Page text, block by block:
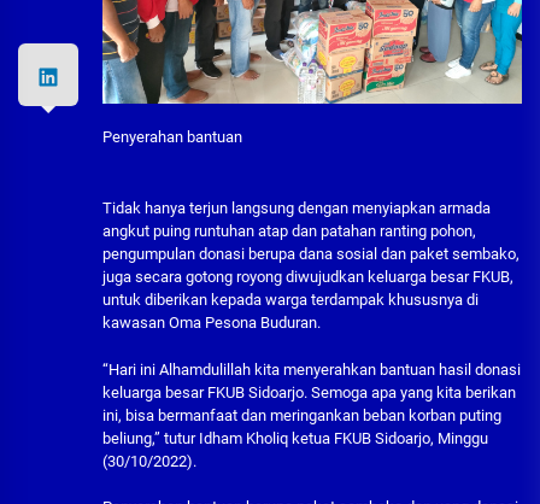
Penyerahan bantuan
Tidak hanya terjun langsung dengan menyiapkan armada
angkut puing runtuhan atap dan patahan ranting pohon,
pengumpulan donasi berupa dana sosial dan paket sembako,
juga secara gotong royong diwujudkan keluarga besar FKUB,
untuk diberikan kepada warga terdampak khususnya di
kawasan Oma Pesona Buduran.
“Hari ini Alhamdulillah kita menyerahkan bantuan hasil donasi
keluarga besar FKUB Sidoarjo. Semoga apa yang kita berikan
ini, bisa bermanfaat dan meringankan beban korban puting
beliung,” tutur Idham Kholiq ketua FKUB Sidoarjo, Minggu
(30/10/2022).